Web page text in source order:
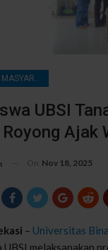
PENGABDIAN MASYARAKAT
UBSI
Ajak
On Nov 18, 2025
– Universitas
UBSI melaksanakan